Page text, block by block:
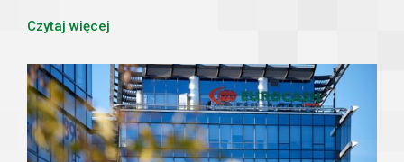
UNITAS sp. z o.o., na której utworzenie podmioty
Umowa regulująca zasady reprezentowania partnerów
przez spółkę UNITAS została podpisana 21 maja 2026 r.
w Warszawie.
Czytaj więcej